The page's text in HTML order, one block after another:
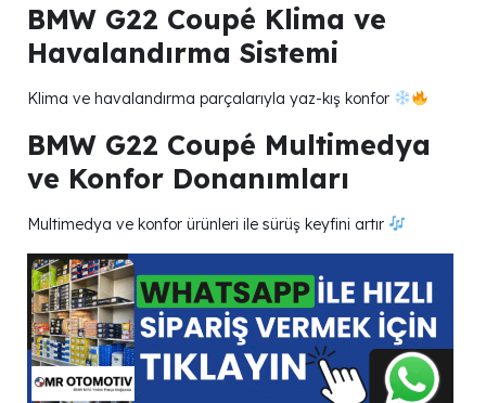
BMW G22 Coupé Klima ve
Havalandırma Sistemi
Klima ve havalandırma parçalarıyla yaz-kış konfor
BMW G22 Coupé Multimedya
ve Konfor Donanımları
Multimedya ve konfor ürünleri ile sürüş keyfini artır